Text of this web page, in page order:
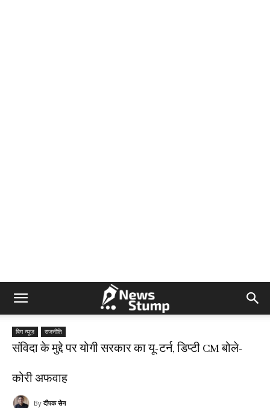
बिग न्यूज़ राजनीति
संविदा के मुद्दे पर योगी सरकार का यू-टर्न, डिप्टी CM बोले-
कोरी अफवाह
By दीपक सेन